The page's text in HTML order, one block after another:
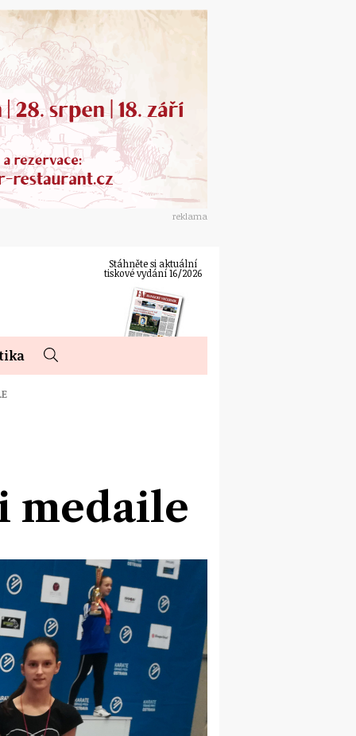
reklama
Stáhněte si aktuální
tiskové vydání 16/2026
medaile